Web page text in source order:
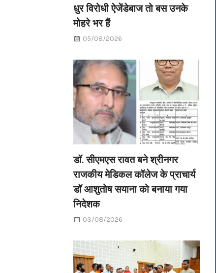
धुर विरोधी ऐजेंडेबाज तो बस उनके
मोहरे भर हैं
05/08/2026
डॉ. सीएमएस रावत बने श्रीनगर
राजकीय मेडिकल कॉलेज के प्राचार्य
डॉ आशुतोष सयाना को बनाया गया
निदेशक
03/08/2026